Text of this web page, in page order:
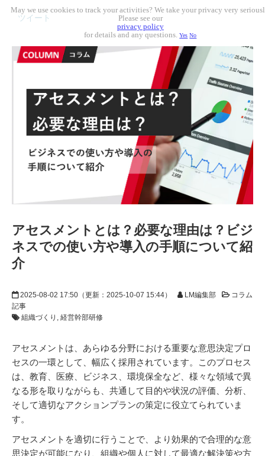
ツイート
アセスメントとは？必要な理由は？ビジ
ネスでの使い方や導入の手順について紹
介
2025-08-02 17:50 （更新： 2025-10-07 15:44） LM編集部
コラム
記事
組織づくり
経営幹部研修
アセスメントは、あらゆる分野における重要な意思決定プロ
セスの一環として、幅広く採用されています。このプロセス
は、教育、医療、ビジネス、環境保全など、様々な領域で異
なる形を取りながらも、共通して目的や状況の評価、分析、
そして適切なアクションプランの策定に役立てられていま
す。
アセスメントを適切に行うことで、より効果的で合理的な意
思決定が可能になり、組織や個人に対して最適な解決策や方
May we use cookies to track your activities? We take your privacy very
Please see our
privacy policy
for details and any questions.Yes No